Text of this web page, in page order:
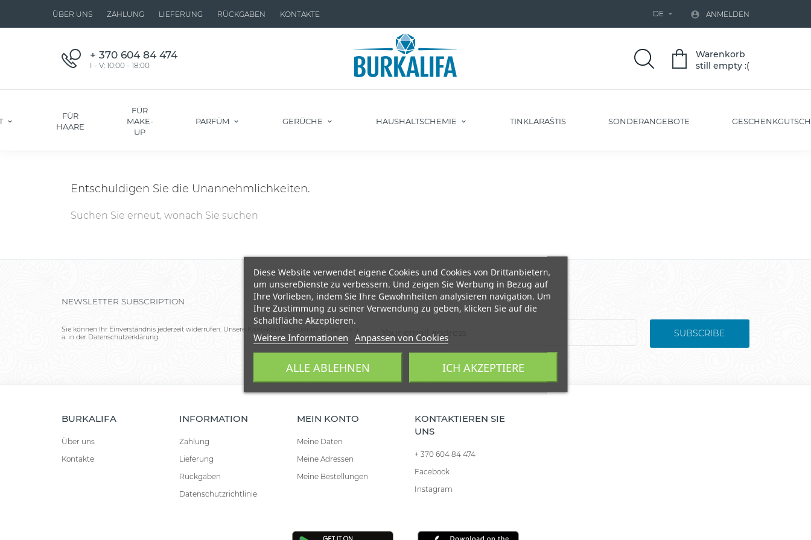
ÜBER UNS ZAHLUNG LIEFERUNG RÜCKGABEN KONTAKTE DE   ANMELDEN
+ 370 604 84 474
I - V: 10:00 - 18:00
Warenkorb
still empty :(
FÜR
HAARE
FÜR
MAKE-
UP
PARFÜM GERÜCHE HAUSHALTSCHEMIE TINKLARAŠTIS SONDERANGEBOTE
Entschuldigen Sie die Unannehmlichkeiten.
Suchen Sie erneut, wonach Sie suchen
NEWSLETTER SUBSCRIPTION
Sie können Ihr Einverständnis jederzeit widerrufen. Unsere Kontaktinformationen finden Sie u.
a. in der Datenschutzerklärung.
SUBSCRIBE
BURKALIFA
Über uns
Kontakte
INFORMATION
Zahlung
Lieferung
Rückgaben
Datenschutzrichtlinie
MEIN KONTO
Meine Daten
Meine Adressen
Meine Bestellungen
KONTAKTIEREN SIE
UNS
+ 370 604 84 474
Facebook
Instagram
Diese Website verwendet eigene Cookies und Cookies von Drittanbietern,
um unsereDienste zu verbessern. Und zeigen Sie Werbung in Bezug auf
Ihre Vorlieben, indem Sie Ihre Gewohnheiten analysieren navigation. Um
Ihre Zustimmung zu seiner Verwendung zu geben, klicken Sie auf die
Schaltfläche Akzeptieren.
Weitere Informationen Anpassen von Cookies
ALLE ABLEHNEN ICH AKZEPTIERE